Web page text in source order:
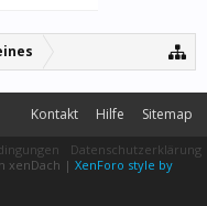
Kontakt Hilfe Sitemap
Datenschutzerklärung
xenDach | XenForo style by